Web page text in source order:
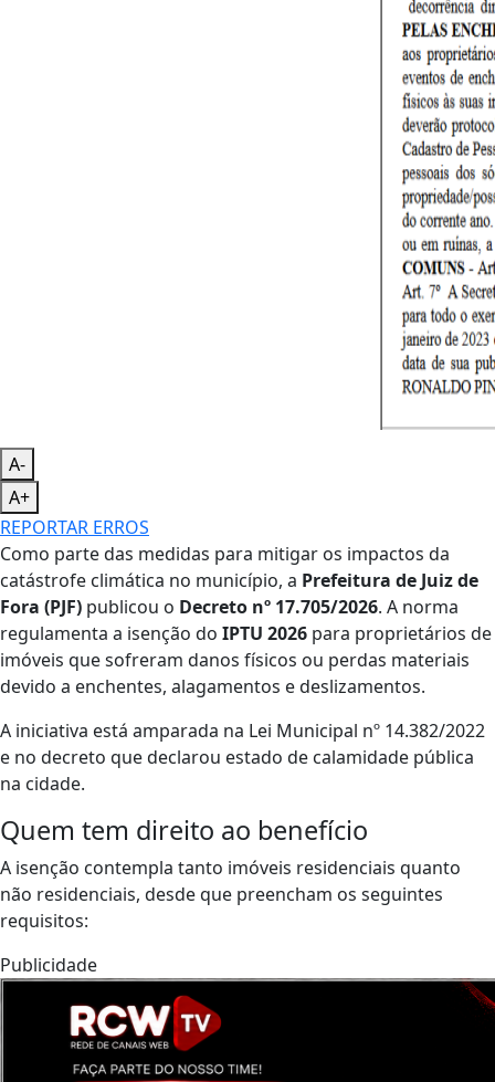
A-
A+
REPORTAR ERROS
Como parte das medidas para mitigar os impactos da
catástrofe climática no município, a Prefeitura de Juiz de
Fora (PJF) publicou o Decreto nº 17.705/2026. A norma
regulamenta a isenção do IPTU 2026 para proprietários de
imóveis que sofreram danos físicos ou perdas materiais
devido a enchentes, alagamentos e deslizamentos.
A iniciativa está amparada na Lei Municipal nº 14.382/2022
e no decreto que declarou estado de calamidade pública
na cidade.
Quem tem direito ao benefício
A isenção contempla tanto imóveis residenciais quanto
não residenciais, desde que preencham os seguintes
requisitos:
Publicidade